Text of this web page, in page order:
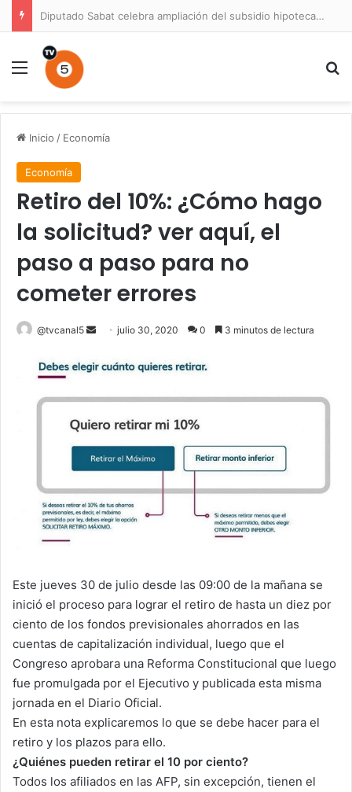
Diputado Sabat celebra ampliación del subsidio hipotecario con viviendas de hasta 6.000 UF
Menú
Inicio / Economía
Economía
Retiro del 10%: ¿Cómo hago
la solicitud? ver aquí, el
paso a paso para no
cometer errores
@tvcanal5
Send
email
julio 30, 2020 0 3 minutos de lectura
Este jueves 30 de julio desde las 09:00 de la mañana se
inició el proceso para lograr el retiro de hasta un diez por
ciento de los fondos previsionales ahorrados en las
cuentas de capitalización individual, luego que el
Congreso aprobara una Reforma Constitucional que luego
fue promulgada por el Ejecutivo y publicada esta misma
jornada en el Diario Oficial.
En esta nota explicaremos lo que se debe hacer para el
retiro y los plazos para ello.
¿Quiénes pueden retirar el 10 por ciento?
Todos los afiliados en las AFP, sin excepción, tienen el